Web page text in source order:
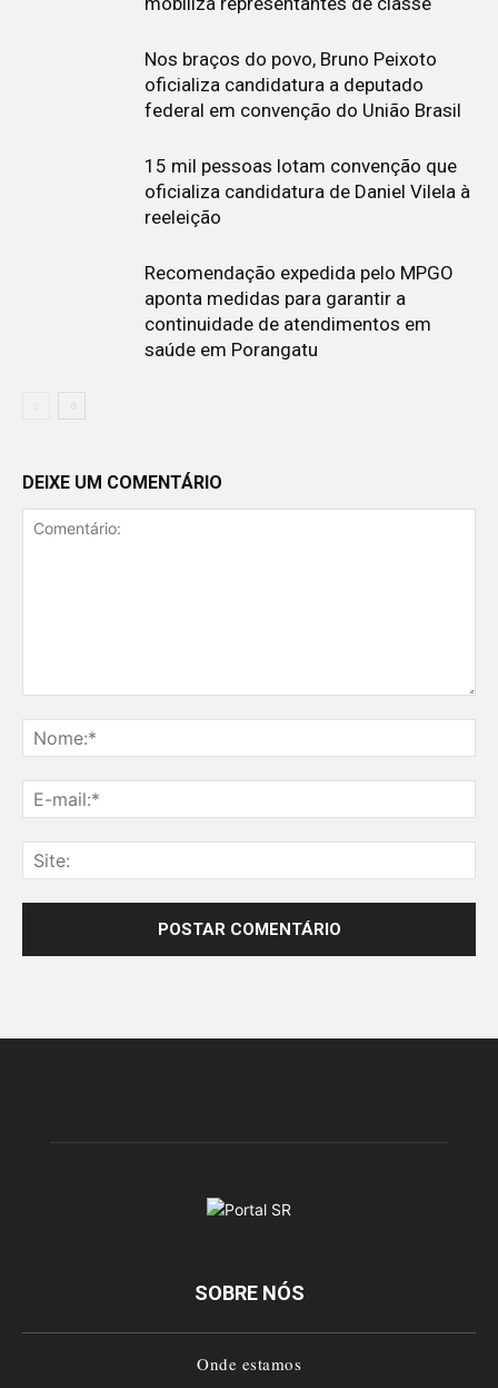
Nos braços do povo, Bruno Peixoto
oficializa candidatura a deputado
federal em convenção do União Brasil
15 mil pessoas lotam convenção que
oficializa candidatura de Daniel Vilela à
reeleição
Recomendação expedida pelo MPGO
aponta medidas para garantir a
continuidade de atendimentos em
saúde em Porangatu
DEIXE UM COMENTÁRIO
SOBRE NÓS
Onde estamos